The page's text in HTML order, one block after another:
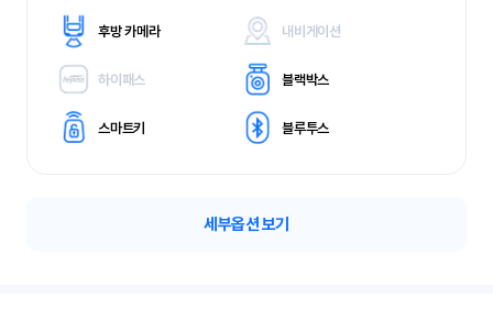
후방 카메라 내비게이션
하이패스 블랙박스
스마트키 블루투스
세부옵션 보기